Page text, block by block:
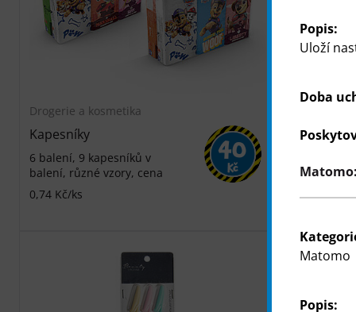
Drogerie a kosmetika
Kapesníky
6 balení, 9 kapesníků v
balení, různé vzory, cena
0,74 Kč/ks
40
Kč
Krabička
dvouvrstvé,
Popis:
Uloží
Doba
Matomo
Popis: